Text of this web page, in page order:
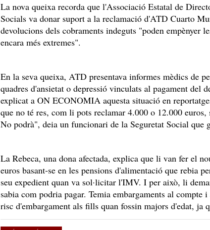
La nova queixa recorda que l'Associació Estatal de
Socials va donar suport a la reclamació d'ATD Cuarto
devolucions dels cobraments indeguts "poden empènyer
encara més extremes".
En la seva queixa, ATD presentava informes mèdics de
quadres d'ansietat o depressió vinculats al pagament del
explicat a ON ECONOMIA aquesta situació en
que no té res, com li pots reclamar 4.000 o 12.000 euros,
No podrà", deia un funcionari de la Seguretat Social que
La Rebeca, una dona afectada, explica que li van fer el
euros basant-se en les pensions d'alimentació que rebia
seu expedient quan va sol·licitar l'IMV. I per això, li
sabia com podria pagar. Temia embargaments al compte
risc d'embargament als fills quan fossin majors d'edat, ja